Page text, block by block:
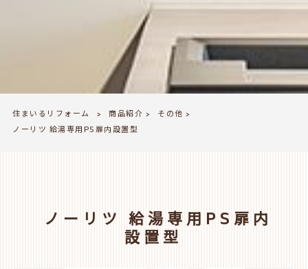
住まいるリフォーム > 商品紹介 > その他 >
ノーリツ 給湯専用PS扉内設置型
ノーリツ 給湯専用PS扉内
設置型